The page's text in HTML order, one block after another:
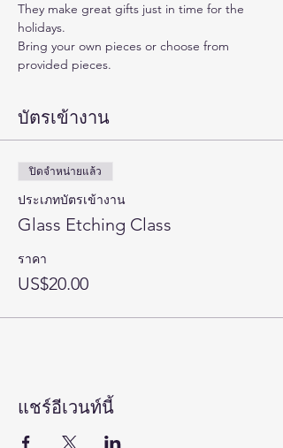
They make great gifts just in time for the
holidays.
Bring your own pieces or choose from
provided pieces.
บัตรเข้างาน
ปิดจำหน่ายแล้ว
ประเภทบัตรเข้างาน
Glass Etching Class
ราคา
US$20.00
แชร์อีเวนท์นี้